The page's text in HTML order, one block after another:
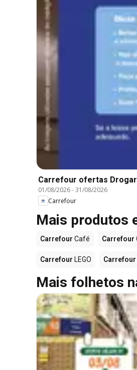
Carrefour ofertas
01/08/2026-31/08/2026
Carrefour
Mais produtos
Carrefour Café Carrefour
Carrefour LEGO Carrefour
Mais folhetos